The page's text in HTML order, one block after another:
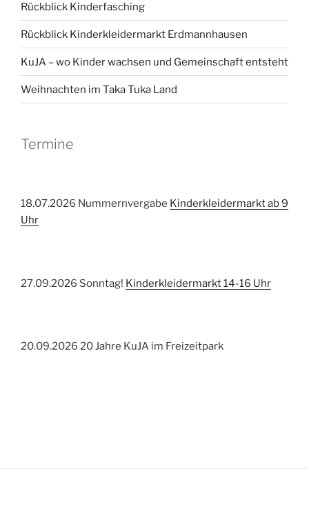
Rückblick Kinderfasching
Rückblick Kinderkleidermarkt Erdmannhausen
KuJA – wo Kinder wachsen und Gemeinschaft entsteht
Weihnachten im Taka Tuka Land
Termine
18.07.2026 Nummernvergabe Kinderkleidermarkt ab 9
Uhr
27.09.2026 Sonntag! Kinderkleidermarkt 14-16 Uhr
20.09.2026 20 Jahre KuJA im Freizeitpark